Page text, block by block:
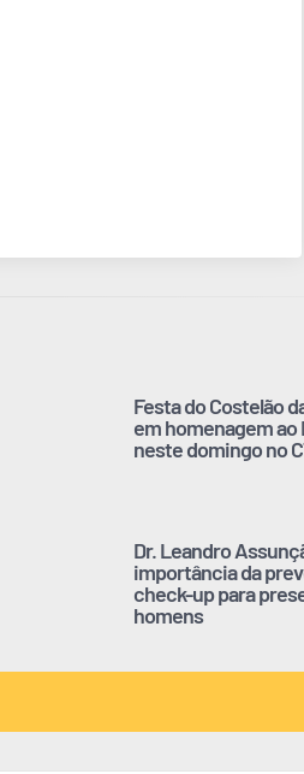
Festa do Costelão
em homenagem ao
neste domingo no
Dr. Leandro
importância da
check-up para
homens